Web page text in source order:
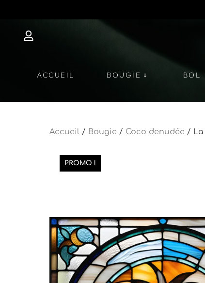
ACCUEIL BOUGIE BOL
Accueil / Bougie / Coco denudée / La
PROMO !